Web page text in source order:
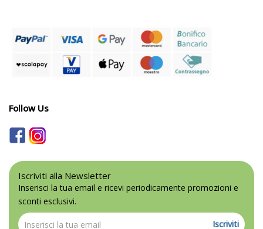
Follow Us
Iscriviti alla Newsletter
Inserisci la tua email e ricevi periodicamente promozioni e
sconti esclusivi.
Iscriviti